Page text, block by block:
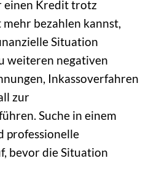
einen Kredit trotz
bezahlen kannst,
Situation
weiteren negativen
Inkassoverfahren
zur
Suche in einem
professionelle
bevor die Situation